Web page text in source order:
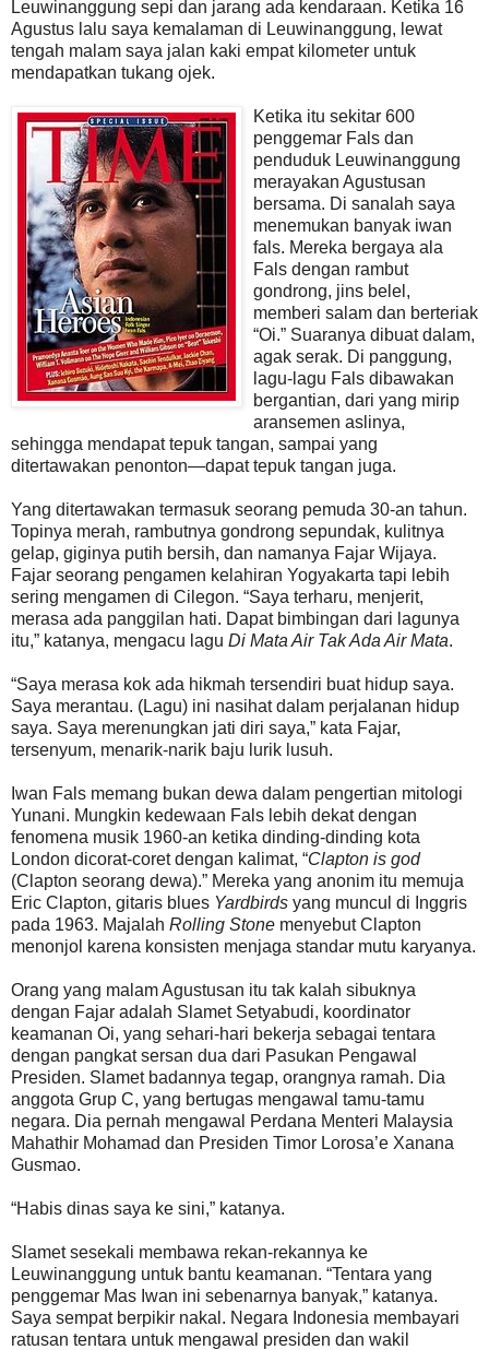
Leuwinanggung sepi dan jarang ada kendaraan. Ketika 16
Agustus lalu saya kemalaman di Leuwinanggung, lewat
tengah malam saya jalan kaki empat kilometer untuk
mendapatkan tukang ojek.
Ketika itu sekitar 600
penggemar Fals dan
penduduk Leuwinanggung
merayakan Agustusan
bersama. Di sanalah saya
menemukan banyak iwan
fals. Mereka bergaya ala
Fals dengan rambut
gondrong, jins belel,
memberi salam dan berteriak
“Oi.” Suaranya dibuat dalam,
agak serak. Di panggung,
lagu-lagu Fals dibawakan
bergantian, dari yang mirip
aransemen aslinya,
sehingga mendapat tepuk tangan, sampai yang
ditertawakan penonton—dapat tepuk tangan juga.
Yang ditertawakan termasuk seorang pemuda 30-an tahun.
Topinya merah, rambutnya gondrong sepundak, kulitnya
gelap, giginya putih bersih, dan namanya Fajar Wijaya.
Fajar seorang pengamen kelahiran Yogyakarta tapi lebih
sering mengamen di Cilegon. “Saya terharu, menjerit,
merasa ada panggilan hati. Dapat bimbingan dari lagunya
itu,” katanya, mengacu lagu Di Mata Air Tak Ada Air Mata.
“Saya merasa kok ada hikmah tersendiri buat hidup saya.
Saya merantau. (Lagu) ini nasihat dalam perjalanan hidup
saya. Saya merenungkan jati diri saya,” kata Fajar,
tersenyum, menarik-narik baju lurik lusuh.
Iwan Fals memang bukan dewa dalam pengertian mitologi
Yunani. Mungkin kedewaan Fals lebih dekat dengan
fenomena musik 1960-an ketika dinding-dinding kota
London dicorat-coret dengan kalimat, “Clapton is god
(Clapton seorang dewa).” Mereka yang anonim itu memuja
Eric Clapton, gitaris blues Yardbirds yang muncul di Inggris
pada 1963. Majalah Rolling Stone menyebut Clapton
menonjol karena konsisten menjaga standar mutu karyanya.
Orang yang malam Agustusan itu tak kalah sibuknya
dengan Fajar adalah Slamet Setyabudi, koordinator
keamanan Oi, yang sehari-hari bekerja sebagai tentara
dengan pangkat sersan dua dari Pasukan Pengawal
Presiden. Slamet badannya tegap, orangnya ramah. Dia
anggota Grup C, yang bertugas mengawal tamu-tamu
negara. Dia pernah mengawal Perdana Menteri Malaysia
Mahathir Mohamad dan Presiden Timor Lorosa’e Xanana
Gusmao.
“Habis dinas saya ke sini,” katanya.
Slamet sesekali membawa rekan-rekannya ke
Leuwinanggung untuk bantu keamanan. “Tentara yang
penggemar Mas Iwan ini sebenarnya banyak,” katanya.
Saya sempat berpikir nakal. Negara Indonesia membayari
ratusan tentara untuk mengawal presiden dan wakil